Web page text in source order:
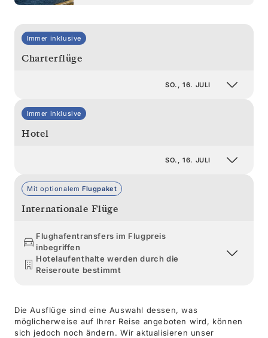
Immer inklusive
Charterflüge
SO., 16. JULI
Immer inklusive
Hotel
SO., 16. JULI
Mit optionalem Flugpaket
Internationale Flüge
Flughafentransfers im Flugpreis
inbegriffen
Hotelaufenthalte werden durch die
Reiseroute bestimmt
Die Ausflüge sind eine Auswahl dessen, was
möglicherweise auf Ihrer Reise angeboten wird, können
sich jedoch noch ändern. Wir aktualisieren unser